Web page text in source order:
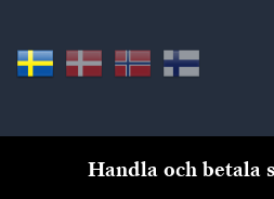
Handla och betala